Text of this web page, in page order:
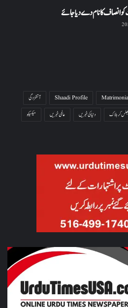
انصاف کا نام دے دیا جائے
Shaadi Profile
آتشزدگی
جھلس کر ہلاک دنیا کی خبریں عالمی خبریں
میکسیکو